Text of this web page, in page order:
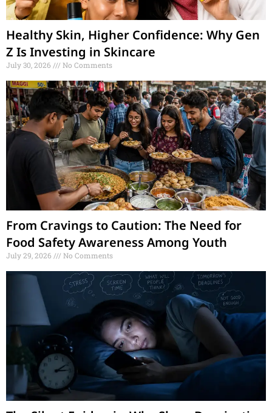
Healthy Skin, Higher Confidence: Why Gen
Z Is Investing in Skincare
July 30, 2026 No Comments
From Cravings to Caution: The Need for
Food Safety Awareness Among Youth
July 29, 2026 No Comments